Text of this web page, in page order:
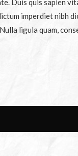
quis sapien
imperdiet
ligula quam,